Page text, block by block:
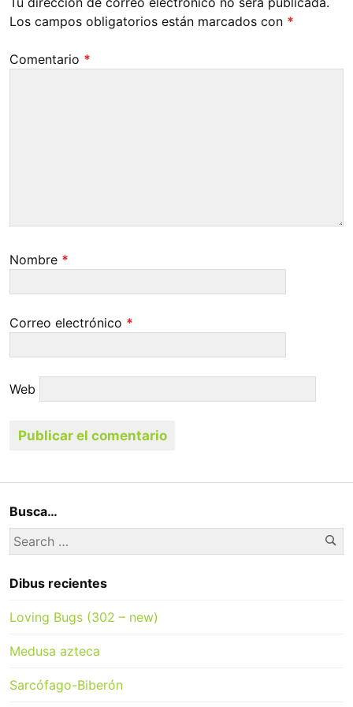
Los campos obligatorios están marcados con *
Comentario *
Nombre *
Correo electrónico *
Web
Busca…
Search
for:
Dibus recientes
Loving Bugs (302 – new)
Medusa azteca
Sarcófago-Biberón